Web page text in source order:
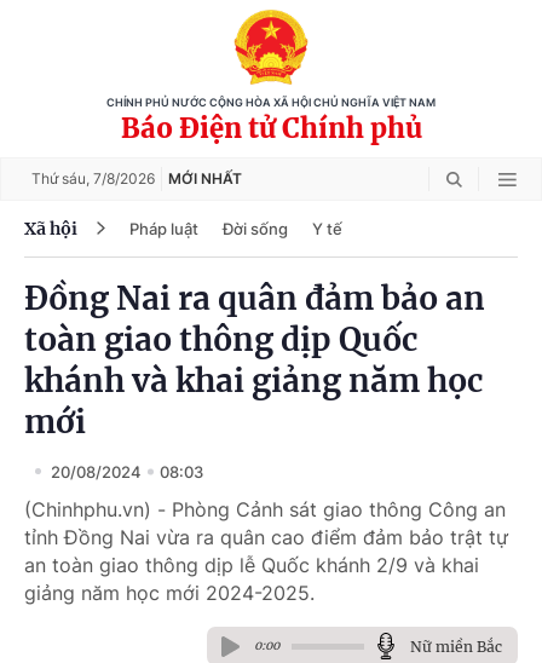
CHÍNH PHỦ NƯỚC CỘNG HÒA XÃ HỘI CHỦ NGHĨA VIỆT NAM
Báo Điện tử Chính phủ
Thứ sáu, 7/8/2026 MỚI NHẤT
Xã hội Pháp luật Đời sống Y tế
Đồng Nai ra quân đảm bảo an
toàn giao thông dịp Quốc
khánh và khai giảng năm học
mới
20/08/2024 08:03
(Chinhphu.vn) - Phòng Cảnh sát giao thông Công an
tỉnh Đồng Nai vừa ra quân cao điểm đảm bảo trật tự
an toàn giao thông dịp lễ Quốc khánh 2/9 và khai
giảng năm học mới 2024-2025.
0:00 Nữ miền Bắc